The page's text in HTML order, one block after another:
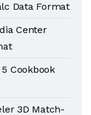
Data Format
Center
Cookbook
3D Match-